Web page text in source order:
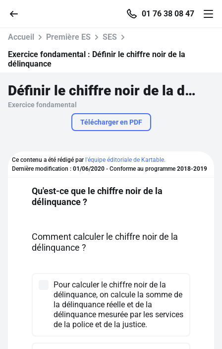
01 76 38 08 47
Parcourir
Se connecter
S'inscrire gratuitement
Accueil Première ES
SES
Exercice fondamental : Définir le chiffre noir de la
délinquance
Définir le chiffre noir de la délinquance
Exercice fondamental
Télécharger en PDF
Ce contenu a été rédigé par l'équipe éditoriale de Kartable.
Dernière modification : 01/06/2020 - Conforme au programme 2018-2019
Qu'est-ce que le chiffre noir de la
délinquance ?
Comment calculer le chiffre noir de la
délinquance ?
Pour calculer le chiffre noir de la
délinquance, on calcule la somme de
la délinquance réelle et de la
délinquance mesurée par les services
de la police et de la justice.